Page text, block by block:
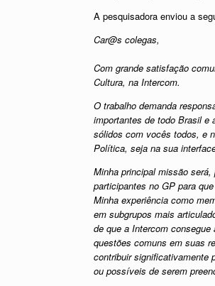
A pesquisadora enviou a
Car@s colegas,
Com grande satisfação
Cultura, na Intercom.
O trabalho demanda
importantes de todo Brasil e
sólidos com vocês todos, e
Política, seja na sua
Minha principal missão
participantes no GP para
Minha experiência como
em subgrupos mais
de que a Intercom
questões comuns em suas
contribuir significativamente
ou possíveis de serem